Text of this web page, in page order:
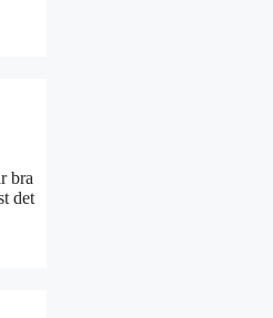
bra
det